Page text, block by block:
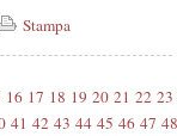
Stampa
16 17 18 19 20 21 22 23
41 42 43 44 45 46 47 48